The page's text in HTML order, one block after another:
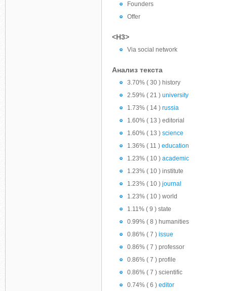
Founders
Offer
<H3>
Via social network
Анализ текста
3.70% ( 30 ) history
2.59% ( 21 ) university
1.73% ( 14 ) russia
1.60% ( 13 ) editorial
1.60% ( 13 ) science
1.36% ( 11 ) education
1.23% ( 10 ) academic
1.23% ( 10 ) institute
1.23% ( 10 ) journal
1.23% ( 10 ) world
1.11% ( 9 ) state
0.99% ( 8 ) humanities
0.86% ( 7 ) issue
0.86% ( 7 ) professor
0.86% ( 7 ) profile
0.86% ( 7 ) scientific
0.74% ( 6 ) editor